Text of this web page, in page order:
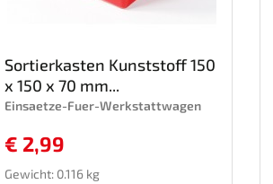
Sortierkasten Kunststoff 150
x 150 x 70 mm...
Einsaetze-Fuer-Werkstattwagen
€ 2,99
Gewicht: 0.116 kg